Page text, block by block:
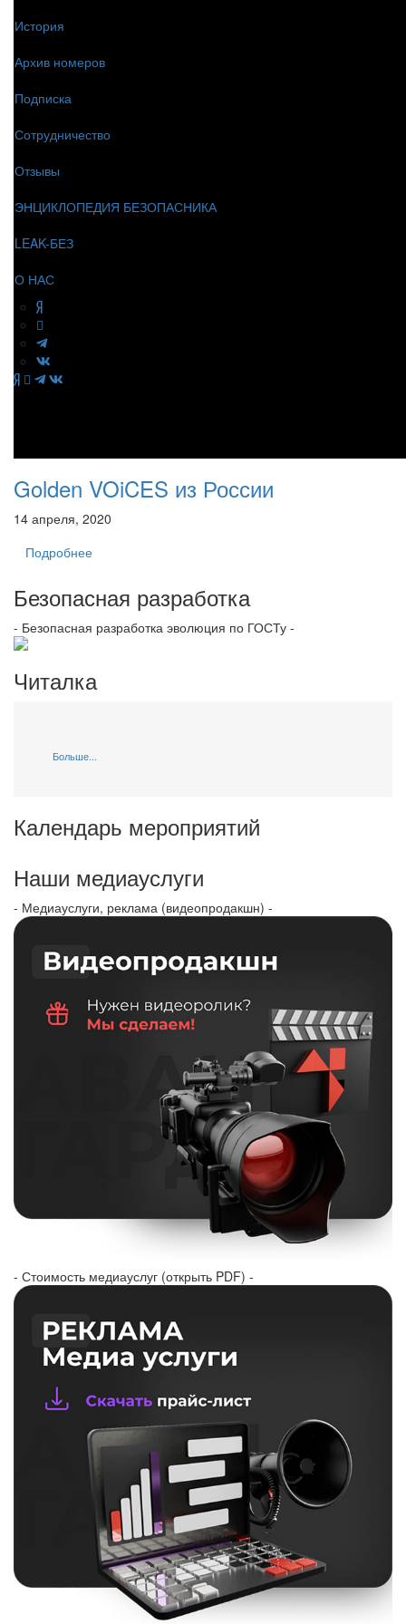
История
Архив номеров
Подписка
Сотрудничество
Отзывы
ЭНЦИКЛОПЕДИЯ БЕЗОПАСНИКА
LEAK-БЕЗ
О НАС
Golden VOiCES из России
14 апреля, 2020
Подробнее
Безопасная разработка
- Безопасная разработка эволюция по ГОСТу -
Читалка
Больше...
Календарь мероприятий
Наши медиауслуги
- Медиауслуги, реклама (видеопродакшн) -
- Стоимость медиауслуг (открыть PDF) -